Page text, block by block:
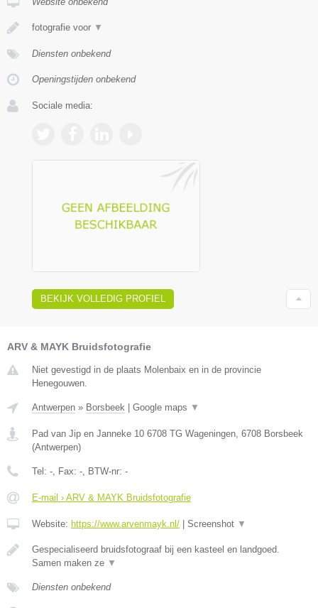
fotografie voor ▼
Diensten onbekend
Openingstijden onbekend
Sociale media:
BEKIJK VOLLEDIG PROFIEL
ARV & MAYK Bruidsfotografie
Niet gevestigd in de plaats Molenbaix en in de provincie
Henegouwen.
Antwerpen » Borsbeek Google maps ▼
Pad van Jip en Janneke 10 6708 TG Wageningen, 6708 Borsbeek
(Antwerpen)
Tel: -, Fax: -, BTW-nr: -
E-mail › ARV & MAYK Bruidsfotografie
Website: https://www.arvenmayk.nl/ Screenshot ▼
Gespecialiseerd bruidsfotograaf bij een kasteel en landgoed.
Samen maken ze ▼
Diensten onbekend